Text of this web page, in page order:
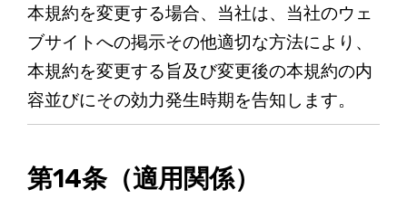
本規約を変更する場合、当社は、当社のウェ
ブサイトへの掲示その他適切な方法により、
本規約を変更する旨及び変更後の本規約の内
容並びにその効力発生時期を告知します。
第14条（適用関係）